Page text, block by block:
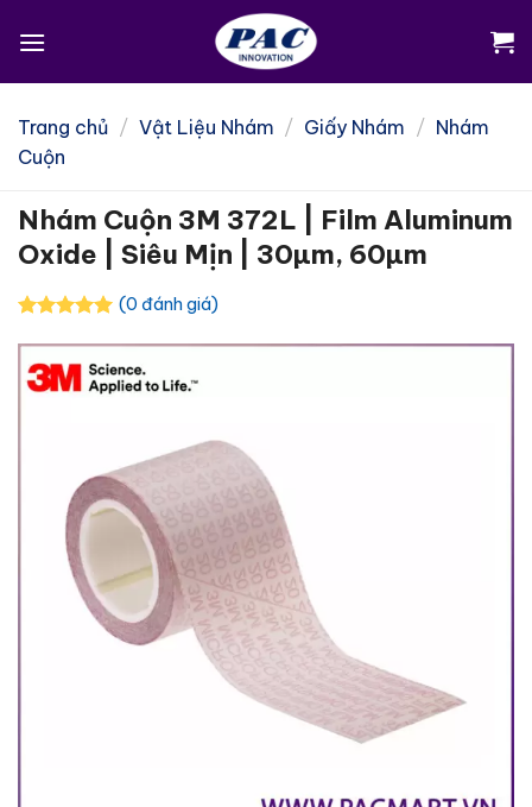
Trang chủ / Vật Liệu Nhám / Giấy Nhám / Nhám
Cuộn
Nhám Cuộn 3M 372L | Film Aluminum
Oxide | Siêu Mịn | 30µm, 60µm
(0 đánh giá)